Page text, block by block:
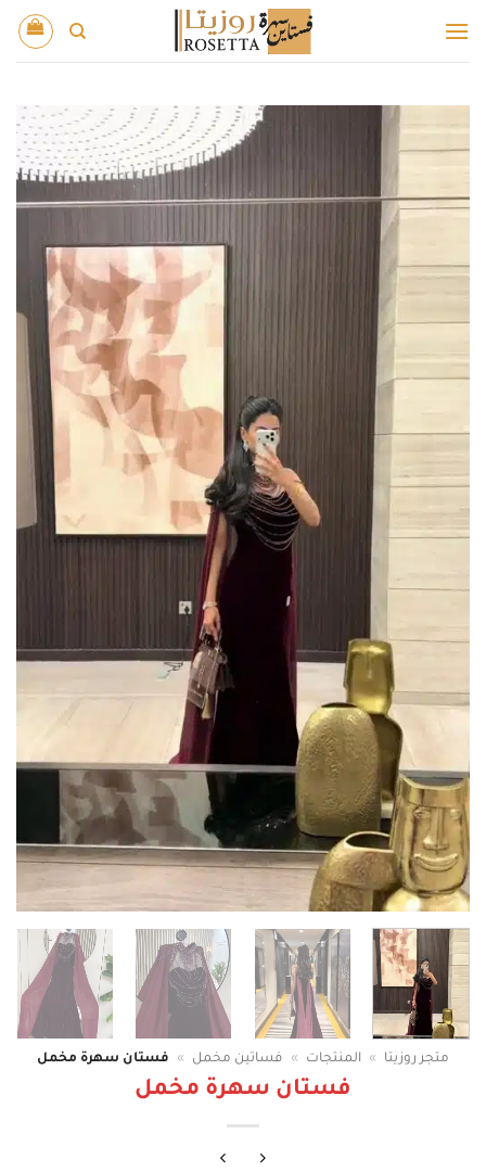
للمحتوى
متجر روزيتا » المنتجات » فساتين مخمل » فستان سهرة مخمل
فستان سهرة مخمل